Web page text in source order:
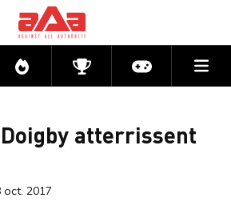
Directs CompétitionsActu jeux
atterrissent
oct. 2017